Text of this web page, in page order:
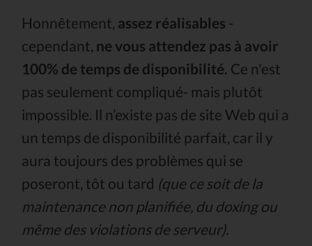
Honnêtement, assez réalisables -
cependant, ne vous attendez pas à avoir
100% de temps de disponibilité. Ce n'est
pas seulement compliqué- mais plutôt
impossible. Il n’existe pas de site Web qui a
un temps de disponibilité parfait, car il y
aura toujours des problèmes qui se
poseront, tôt ou tard (que ce soit de la
maintenance non planifiée, du doxing ou
même des violations de serveur).